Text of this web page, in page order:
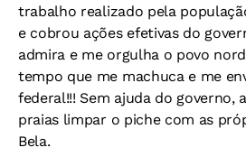
trabalho realizado pela
e cobrou ações efetivas do
admira e me orgulha o povo
tempo que me machuca e me
federal!!! Sem ajuda do governo,
praias limpar o piche com as
Bela.